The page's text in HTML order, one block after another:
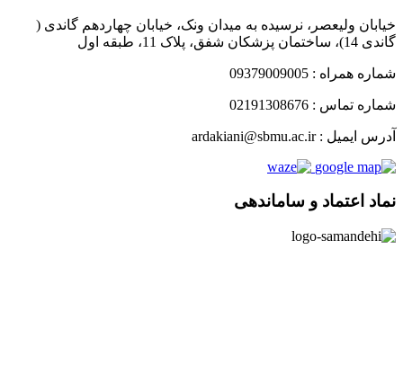
خیابان ولیعصر، نرسیده به میدان ونک، خیابان چهاردهم گاندی (
گاندی 14)، ساختمان پزشکان شفق، پلاک 11، طبقه اول
شماره همراه : 09379009005
شماره تماس : 02191308676
آدرس ایمیل : ardakiani@sbmu.ac.ir
نماد اعتماد و ساماندهی